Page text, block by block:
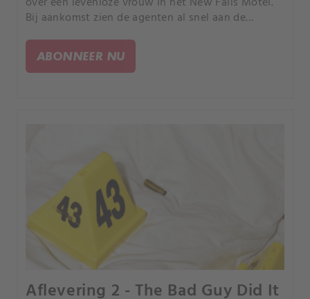
Bij aankomst zien de agenten al snel aan de
een hartstilstand zou hebben gehad niet klopt.
ABONNEER NU
Aflevering 2 - The Bad Guy Did It